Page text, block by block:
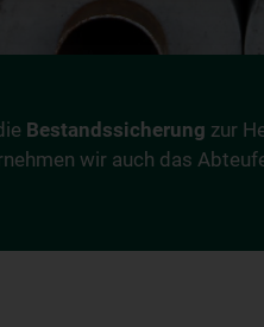
Bestandssicherung zur
wir auch das